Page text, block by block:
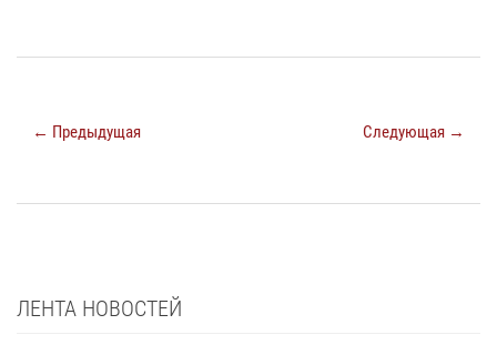
← Предыдущая Следующая →
ЛЕНТА НОВОСТЕЙ